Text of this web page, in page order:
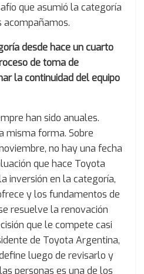
que asumió la categoría
acompañamos.
desde hace un cuarto
de toma de
la continuidad del equipo
han sido anuales.
misma forma. Sobre
no hay una fecha
que hace Toyota
inversión en la categoría,
y los fundamentos de
resuelve la renovación
que le compete casi
de Toyota Argentina,
luego de revisarlo y
personas es una de los